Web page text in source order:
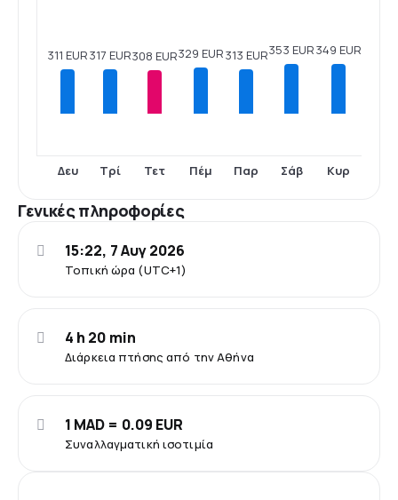
311 EUR
Δευ
317 EUR
Τρί
308 EUR
Τετ
329 EUR
Πέμ
313 EUR
Παρ
353 EUR
Σάβ
349 EUR
Κυρ
Γενικές πληροφορίες
Τοπική ώρα (UTC+1)
15:22, 7 Αυγ 2026
Διάρκεια πτήσης από την Αθήνα
4 h 20 min
Συναλλαγματική ισοτιμία
1 MAD = 0.09 EUR